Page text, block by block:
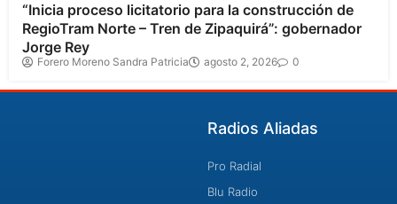
“Inicia proceso licitatorio para la construcción de
RegioTram Norte – Tren de Zipaquirá”: gobernador
Jorge Rey
Forero Moreno Sandra Patricia agosto 2, 2026 0
Radios Aliadas
Pro Radial
Blu Radio